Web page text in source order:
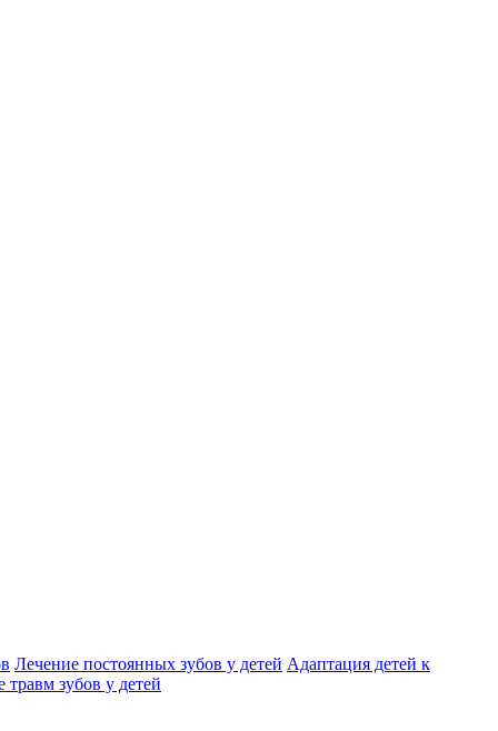
Лечение постоянных зубов у детей Адаптация детей к
травм зубов у детей